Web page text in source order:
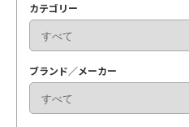
カテゴリー
ブランド／メーカー